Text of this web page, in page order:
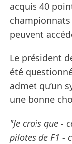
acquis 40
peuvent
Le président
été
admet qu’un
une bonne
"Je crois que -
pilotes de F1 -